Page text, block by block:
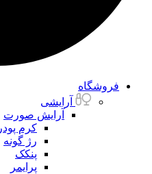
فروشگاه
آرایشی
آرایش صورت
کرم پودر
رژ گونه
پنکک
پرایمر